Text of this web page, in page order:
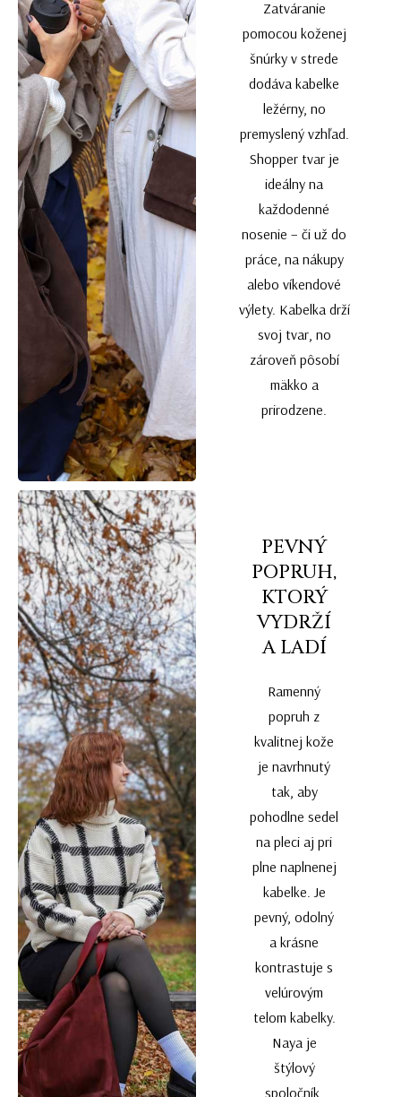
Zatváranie
pomocou koženej
šnúrky v strede
dodáva kabelke
ležérny, no
premyslený vzhľad.
Shopper tvar je
ideálny na
každodenné
nosenie – či už do
práce, na nákupy
alebo víkendové
výlety. Kabelka drží
svoj tvar, no
zároveň pôsobí
mäkko a
prirodzene.
PEVNÝ
POPRUH,
KTORÝ
VYDRŽÍ
A LADÍ
Ramenný
popruh z
kvalitnej kože
je navrhnutý
tak, aby
pohodlne sedel
na pleci aj pri
plne naplnenej
kabelke. Je
pevný, odolný
a krásne
kontrastuje s
velúrovým
telom kabelky.
Naya je
štýlový
spoločník,